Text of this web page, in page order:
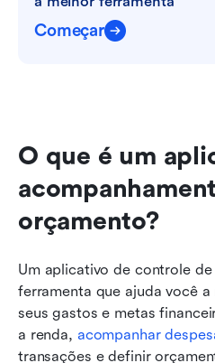
Começar
O que é um
orçamento?
Um aplicativo de controle
ferramenta que ajuda você
seus gastos e metas
a renda, acompanhar
transações e definir